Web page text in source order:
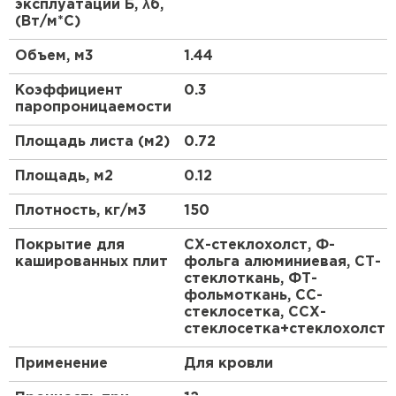
Плиты выпускают без обкладки и
кашированные стеклохолстом или фольгой.
Нанесение материала производится с одной
стороны или с двух сторон. Кашированные плиты
применяют для обеспечения дополнительной
пароизоляции и ветрозащиты утеплителя, а
также при утеплении производственных зданий
изнутри.
эксплуатации Б, λб,
(Вт/м*С)
Объем, м3 1.44
Коэффициент
паропроницаемости
0.3
Площадь листа (м2) 0.72
Площадь, м2 0.12
Плотность, кг/м3 150
Покрытие для
кашированных плит
СХ-стеклохолст, Ф-
фольга алюминиевая, СТ-
стеклоткань, ФТ-
фольмоткань, СС-
стеклосетка, ССХ-
стеклосетка+стеклохолст
Применение Для кровли
Утеплитель Isoroc
ПЕРЕЙТИ
Утеплитель Isover
ПЕРЕЙТИ
Утеплитель Paroc
ПЕРЕЙТИ
Утеплитель Penoplex
ПЕРЕЙТИ